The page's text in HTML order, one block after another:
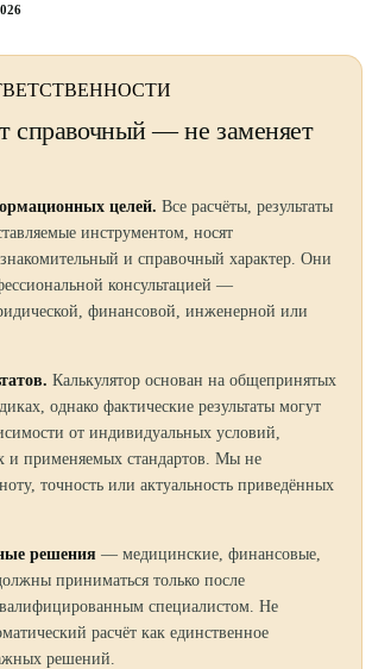
справочный — не заменяет
целей. Все расчёты, результаты
инструментом, носят
и справочный характер. Они
консультацией —
финансовой, инженерной или
Калькулятор основан на общепринятых
однако фактические результаты могут
от индивидуальных условий,
и применяемых стандартов. Мы не
точность или актуальность приведённых
решения — медицинские, финансовые,
приниматься только после
специалистом. Не
расчёт как единственное
решений.